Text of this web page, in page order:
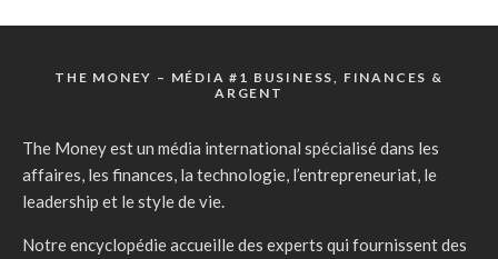
THE MONEY – MÉDIA #1 BUSINESS, FINANCES &
ARGENT
The Money est un média international spécialisé dans les
affaires, les finances, la technologie, l’entrepreneuriat, le
leadership et le style de vie.
Notre encyclopédie accueille des experts qui fournissent des